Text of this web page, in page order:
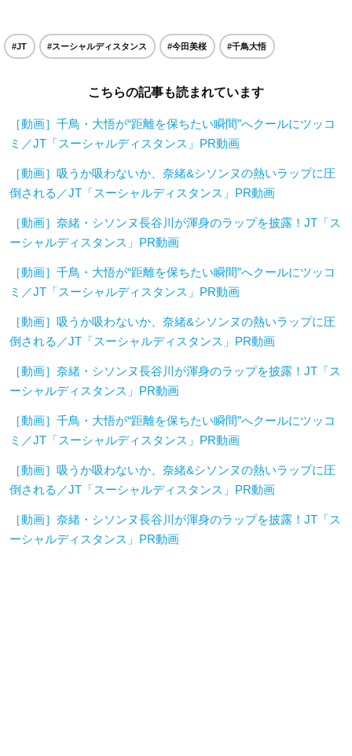
#JT #スーシャルディスタンス #今田美桜 #千鳥大悟
こちらの記事も読まれています
［動画］千鳥・大悟が“距離を保ちたい瞬間”へクールにツッコ
ミ／JT「スーシャルディスタンス」PR動画
［動画］吸うか吸わないか、奈緒&シソンヌの熱いラップに圧
倒される／JT「スーシャルディスタンス」PR動画
［動画］奈緒・シソンヌ長谷川が渾身のラップを披露！JT「ス
ーシャルディスタンス」PR動画
［動画］千鳥・大悟が“距離を保ちたい瞬間”へクールにツッコ
ミ／JT「スーシャルディスタンス」PR動画
［動画］吸うか吸わないか、奈緒&シソンヌの熱いラップに圧
倒される／JT「スーシャルディスタンス」PR動画
［動画］奈緒・シソンヌ長谷川が渾身のラップを披露！JT「ス
ーシャルディスタンス」PR動画
［動画］千鳥・大悟が“距離を保ちたい瞬間”へクールにツッコ
ミ／JT「スーシャルディスタンス」PR動画
［動画］吸うか吸わないか、奈緒&シソンヌの熱いラップに圧
倒される／JT「スーシャルディスタンス」PR動画
［動画］奈緒・シソンヌ長谷川が渾身のラップを披露！JT「ス
ーシャルディスタンス」PR動画